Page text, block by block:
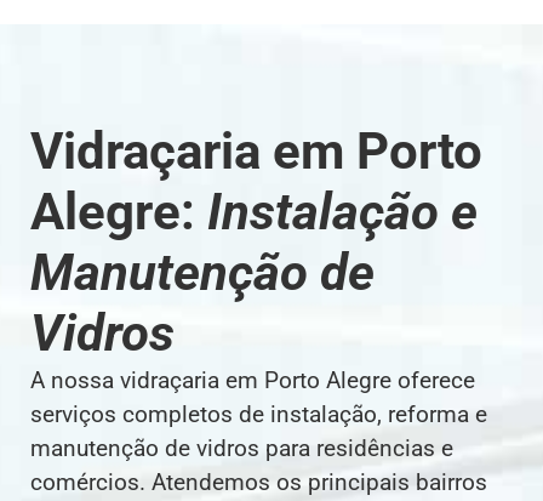
Vidraçaria em Porto
Alegre: Instalação e
Manutenção de
Vidros
A nossa vidraçaria em Porto Alegre oferece
serviços completos de instalação, reforma e
manutenção de vidros para residências e
comércios. Atendemos os principais bairros